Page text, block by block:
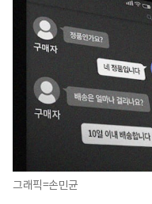
그래픽=손민균